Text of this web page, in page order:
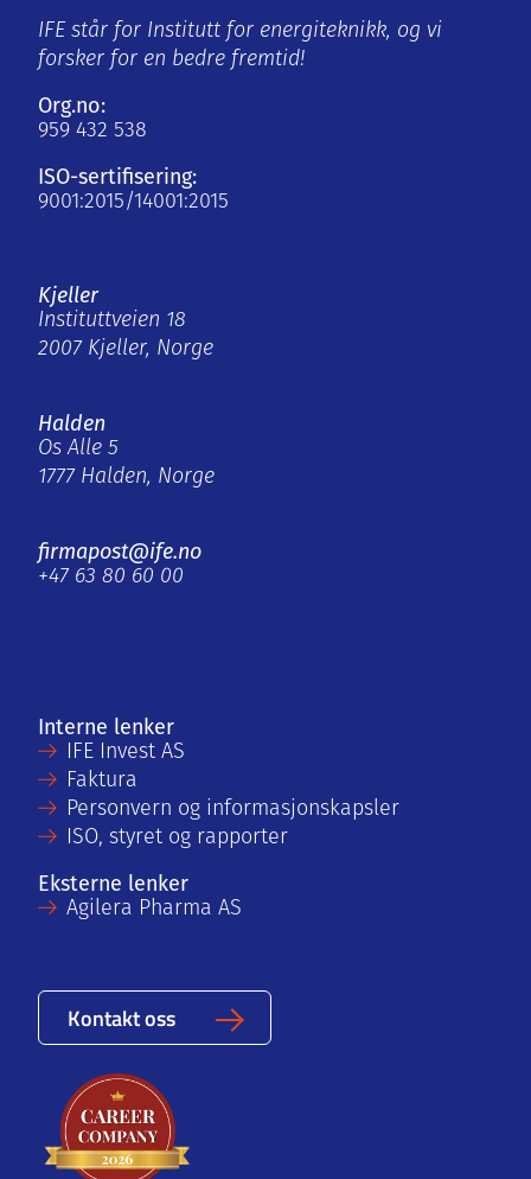
IFE står for Institutt for energiteknikk, og vi
forsker for en bedre fremtid!
Org.no:
959 432 538
ISO-sertifisering:
9001:2015/14001:2015
Kjeller
Instituttveien 18
2007 Kjeller, Norge
Halden
Os Alle 5
1777 Halden, Norge
firmapost@ife.no
+47 63 80 60 00
Interne lenker
IFE Invest AS
Faktura
Personvern og informasjonskapsler
ISO, styret og rapporter
Eksterne lenker
Agilera Pharma AS
Kontakt oss